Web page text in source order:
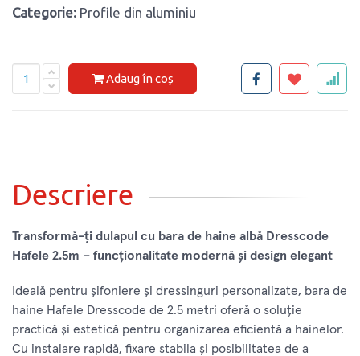
Categorie: Profile din aluminiu
Adaug în coș
Descriere
Transformă-ți dulapul cu bara de haine albă Dresscode
Hafele 2.5m – funcționalitate modernă și design elegant
Ideală pentru șifoniere și dressinguri personalizate, bara de
haine Hafele Dresscode de 2.5 metri oferă o soluție
practică și estetică pentru organizarea eficientă a hainelor.
Cu instalare rapidă, fixare stabila și posibilitatea de a